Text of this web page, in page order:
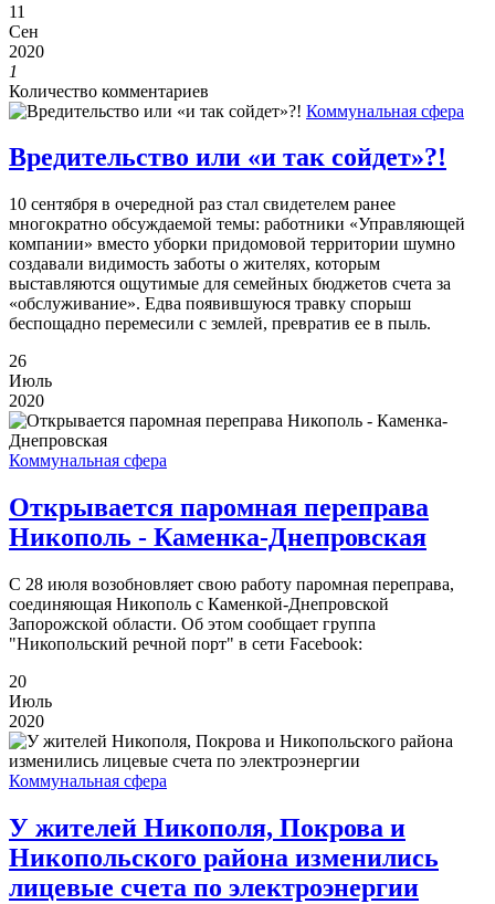
11
Сен
2020
1
Количество комментариев
Коммунальная сфера
Вредительство или «и так сойдет»?!
10 сентября в очередной раз стал свидетелем ранее
многократно обсуждаемой темы: работники «Управляющей
компании» вместо уборки придомовой территории шумно
создавали видимость заботы о жителях, которым
выставляются ощутимые для семейных бюджетов счета за
«обслуживание». Едва появившуюся травку спорыш
беспощадно перемесили с землей, превратив ее в пыль.
26
Июль
2020
Коммунальная сфера
Открывается паромная переправа
Никополь - Каменка-Днепровская
С 28 июля возобновляет свою работу паромная переправа,
соединяющая Никополь с Каменкой-Днепровской
Запорожской области. Об этом сообщает группа
"Никопольский речной порт" в сети Facebook:
20
Июль
2020
Коммунальная сфера
У жителей Никополя, Покрова и
Никопольского района изменились
лицевые счета по электроэнергии